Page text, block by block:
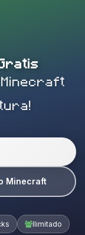
Minecraft
Ilimitado